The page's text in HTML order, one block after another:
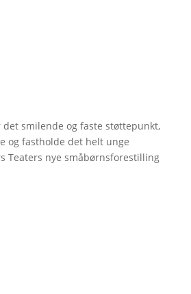
det smilende og faste støttepunkt,
og fastholde det helt unge
Teaters nye småbørnsforestilling